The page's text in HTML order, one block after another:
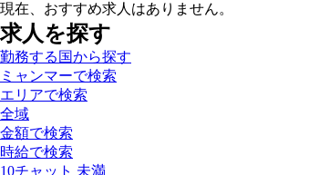
現在、おすすめ求人はありません。
求人を探す
勤務する国から探す
ミャンマーで検索
エリアで検索
全域
金額で検索
時給で検索
10チャット 未満